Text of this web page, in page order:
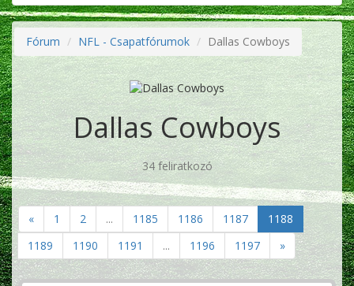
Fórum NFL - Csapatfórumok Dallas Cowboys
Dallas Cowboys
34 feliratkozó
« 1 2 ... 1185 1186 1187
1188
1189
1190 1191 ... 1196 1197 »